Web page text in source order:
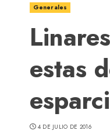
Generales
estas
4 DE JULIO DE 2016